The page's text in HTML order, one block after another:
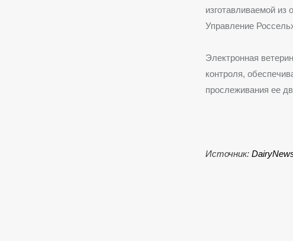
изготавливаемой
Управление
Электронная
контроля,
прослеживания ее
Источник: